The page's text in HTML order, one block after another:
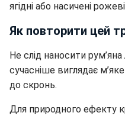
ягідні або насичені
Як повторити цей
Не слід наносити
сучасніше виглядає
до скронь.
Для природного ефекту